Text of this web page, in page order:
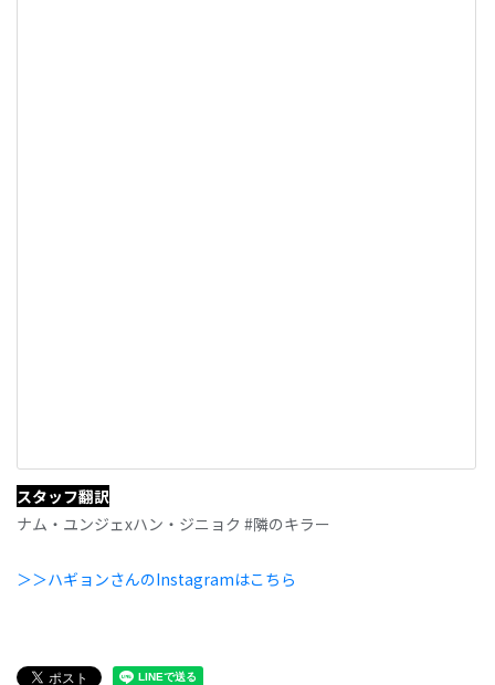
スタッフ翻訳
ナム・ユンジェxハン・ジニョク #隣のキラー
＞＞ハギョンさんのInstagramはこちら